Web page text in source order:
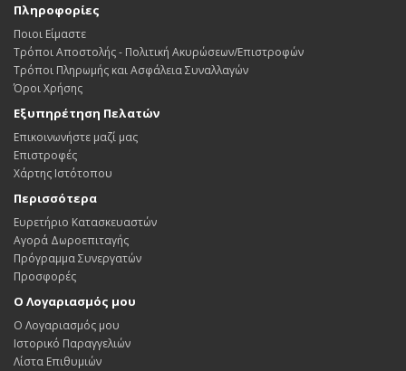
Πληροφορίες
Ποιοι Είμαστε
Τρόποι Αποστολής - Πολιτική Ακυρώσεων/Επιστροφών
Τρόποι Πληρωμής και Ασφάλεια Συναλλαγών
Όροι Χρήσης
Εξυπηρέτηση Πελατών
Επικοινωνήστε μαζί μας
Επιστροφές
Χάρτης Ιστότοπου
Περισσότερα
Ευρετήριο Κατασκευαστών
Αγορά Δωροεπιταγής
Πρόγραμμα Συνεργατών
Προσφορές
Ο Λογαριασμός μου
Ο Λογαριασμός μου
Ιστορικό Παραγγελιών
Λίστα Επιθυμιών